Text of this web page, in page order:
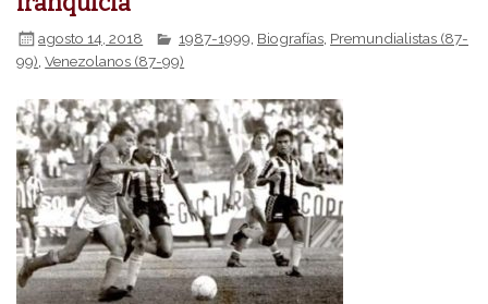
agosto 14, 2018 1987-1999 Biografías Premundialistas (87-
99),Venezolanos (87-99)